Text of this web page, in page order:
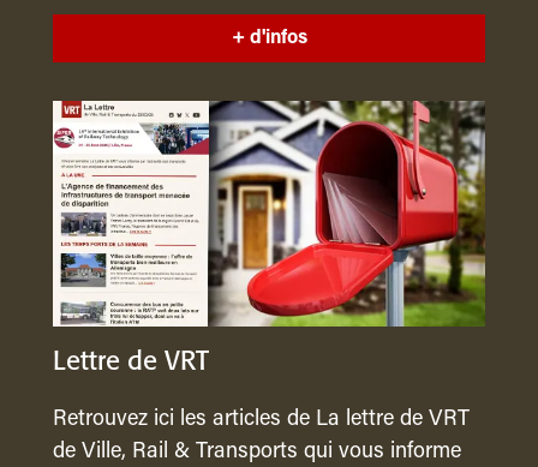
+ d'infos
Lettre de VRT
Retrouvez ici les articles de La lettre de VRT
de Ville, Rail & Transports qui vous informe